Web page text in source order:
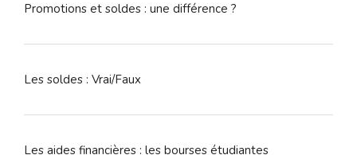
Promotions et soldes : une différence ?
Les soldes : Vrai/Faux
Les aides financières : les bourses étudiantes